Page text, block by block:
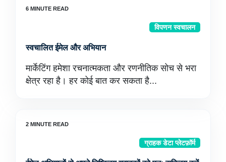
विपणन स्वचालन
स्वचालित ईमेल और अभियान
मार्केटिंग हमेशा रचनात्मकता और रणनीतिक सोच से भरा
क्षेत्र रहा है। हर कोई बात कर सकता है...
ग्राहक डेटा प्लेटफ़ॉर्म